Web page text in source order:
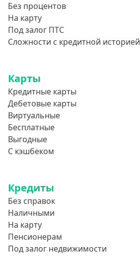
Привет Сосед
Квику
А-Деньги
Лайм Займ
Доброзайм
Деньги Мгновенно
Без процентов
На карту
Под залог ПТС
Сложности с кредитной историей
Карты
Кредитные карты
Дебетовые карты
Виртуальные
Бесплатные
Выгодные
С кэшбеком
Кредиты
Без справок
Наличными
На карту
Пенсионерам
Под залог недвижимости